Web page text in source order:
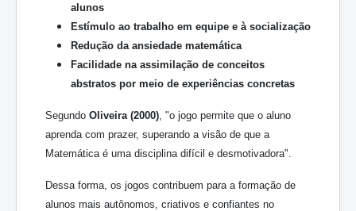
alunos
Estímulo ao trabalho em equipe e à socialização
Redução da ansiedade matemática
Facilidade na assimilação de conceitos
abstratos por meio de experiências concretas
Segundo Oliveira (2000) , "o jogo permite que o aluno
aprenda com prazer, superando a visão de que a
Matemática é uma disciplina difícil e desmotivadora".
Dessa forma, os jogos contribuem para a formação de
alunos mais autônomos, criativos e confiantes no